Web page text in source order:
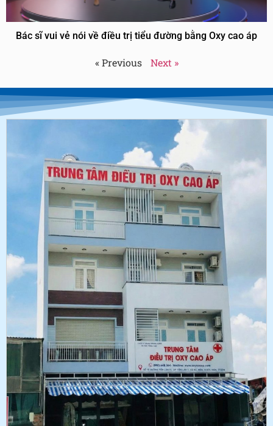
Bác sĩ vui vẻ nói về điều trị tiểu đường bằng Oxy cao áp
« Previous Next »